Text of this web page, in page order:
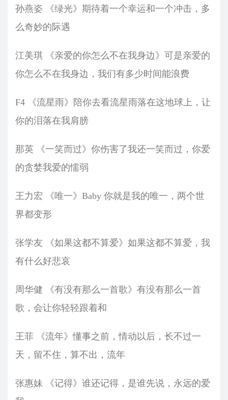
孙燕姿 《绿光》期待着一个幸运和一个冲击，多
么奇妙的际遇
江美琪 《亲爱的你怎么不在我身边》可是亲爱的
你怎么不在我身边，我们有多少时间能浪费
F4 《流星雨》陪你去看流星雨落在这地球上，让
你的泪落在我肩膀
那英 《一笑而过》你伤害了我还一笑而过，你爱
的贪婪我爱的懦弱
王力宏 《唯一》Baby 你就是我的唯一，两个世
界都变形
张学友 《如果这都不算爱》如果这都不算爱，我
有什么好悲哀
周华健 《有没有那么一首歌》有没有那么一首
歌，会让你轻轻跟着和
王菲 《流年》懂事之前，情动以后，长不过一
天，留不住，算不出，流年
张惠妹 《记得》谁还记得，是谁先说，永远的爱